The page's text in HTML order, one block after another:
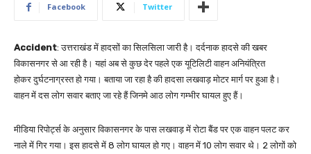
Facebook Twitter
Accident: उत्तराखंड में हादसों का सिलसिला जारी है। दर्दनाक हादसे की खबर
विकासनगर से आ रही है। यहां अब से कुछ देर पहले एक यूटिलिटी वाहन अनियंत्रित
होकर दुर्घटनाग्रस्त हो गया। बताया जा रहा है की हादसा लखवाड़ मोटर मार्ग पर हुआ है।
वाहन में दस लोग सवार बताए जा रहे हैं जिनमे आठ लोग गम्भीर घायल हुए हैं।
मीडिया रिपोर्ट्स के अनुसार विकासनगर के पास लखवाड़ में रोटा बैंड पर एक वाहन पलट कर
नाले में गिर गया। इस हादसे में 8 लोग घायल हो गए। वाहन में 10 लोग सवार थे। 2 लोगों को